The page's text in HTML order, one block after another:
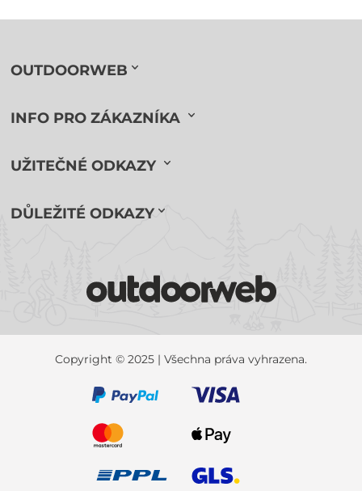
OUTDOORWEB
INFO PRO ZÁKAZNÍKA
UŽITEČNÉ ODKAZY
DŮLEŽITÉ ODKAZY
Copyright © 2025 | Všechna práva vyhrazena.